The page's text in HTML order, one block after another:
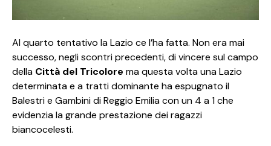
Al quarto tentativo la Lazio ce l’ha fatta. Non era mai
successo, negli scontri precedenti, di vincere sul campo
della Città del Tricolore ma questa volta una Lazio
determinata e a tratti dominante ha espugnato il
Balestri e Gambini di Reggio Emilia con un 4 a 1 che
evidenzia la grande prestazione dei ragazzi
biancocelesti.